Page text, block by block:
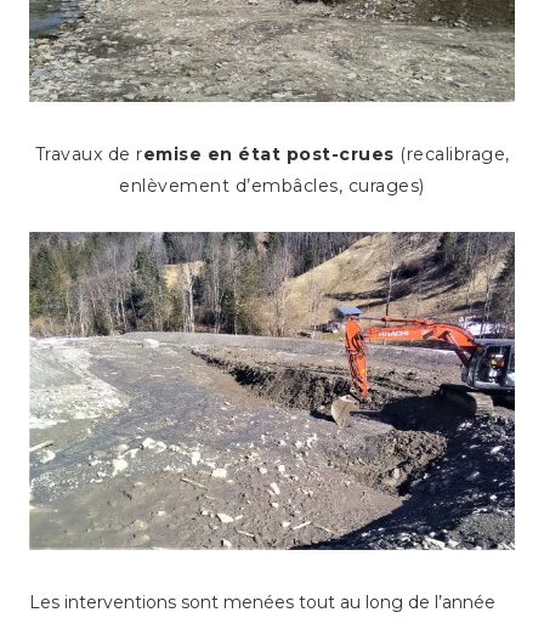
Travaux de remise en état post-crues (recalibrage,
enlèvement d’embâcles, curages)
Les interventions sont menées tout au long de l’année